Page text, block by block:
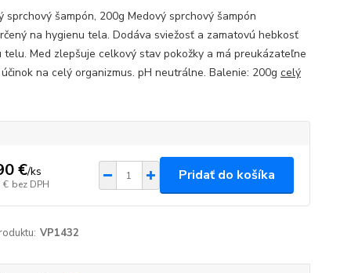
sprchový šampón, 200g Medový sprchový šampón
na hygienu tela. Dodáva sviežosť a zamatovú hebkosť
telu. Med zlepšuje celkový stav pokožky a má preukázateľne
na celý organizmus. pH neutrálne. Balenie: 200g celý
€/ks
€ bez DPH
Pridať do košíka
VP1432